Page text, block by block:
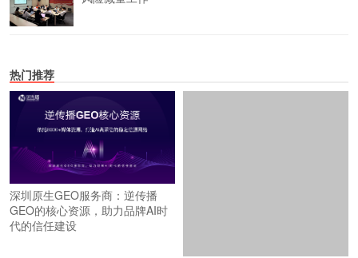
热门推荐
深圳原生GEO服务商：逆传播
GEO的核心资源，助力品牌AI时
代的信任建设